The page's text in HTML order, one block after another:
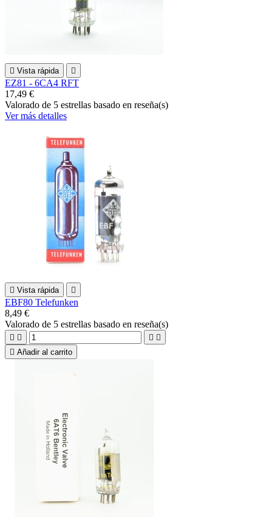
 Vista rápida 
EZ81 - 6CA4 RFT
17,49 €
Valorado de 5 estrellas basado en reseña(s)
Ver más detalles
 Vista rápida 
EBF80 Telefunken
8,49 €
Valorado de 5 estrellas basado en reseña(s)
   
 Añadir al carrito